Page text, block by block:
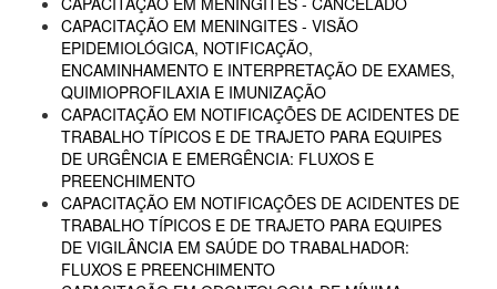
CAPACITAÇÃO EM MENINGITES - VISÃO
EPIDEMIOLÓGICA, NOTIFICAÇÃO,
ENCAMINHAMENTO E INTERPRETAÇÃO DE EXAMES,
QUIMIOPROFILAXIA E IMUNIZAÇÃO
CAPACITAÇÃO EM NOTIFICAÇÕES DE ACIDENTES DE
TRABALHO TÍPICOS E DE TRAJETO PARA EQUIPES
DE URGÊNCIA E EMERGÊNCIA: FLUXOS E
PREENCHIMENTO
CAPACITAÇÃO EM NOTIFICAÇÕES DE ACIDENTES DE
TRABALHO TÍPICOS E DE TRAJETO PARA EQUIPES
DE VIGILÂNCIA EM SAÚDE DO TRABALHADOR:
FLUXOS E PREENCHIMENTO